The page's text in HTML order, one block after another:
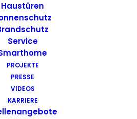
Haustüren
Service
PROJEKTE
PRESSE
VIDEOS
KARRIERE
auf einen Job mit
dich ganz einfach